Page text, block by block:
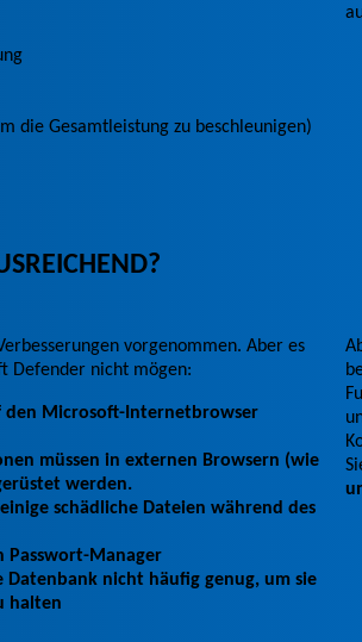
die Gesamtleistung zu beschleunigen)
vorgenommen. Aber es
Defender nicht mögen:
den Microsoft-Internetbrowser
müssen in externen Browsern (wie
werden.
schädliche Dateien während des
Manager
Datenbank nicht häufig genug, um sie
halten